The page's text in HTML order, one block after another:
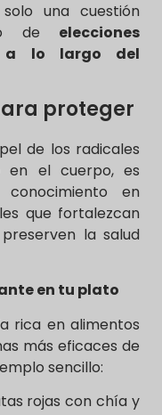
una cuestión
de elecciones
a lo largo del
proteger
de los radicales
en el cuerpo, es
en
que fortalezcan
la salud
en tu plato
rica en alimentos
más eficaces de
sencillo:
rojas con chía y